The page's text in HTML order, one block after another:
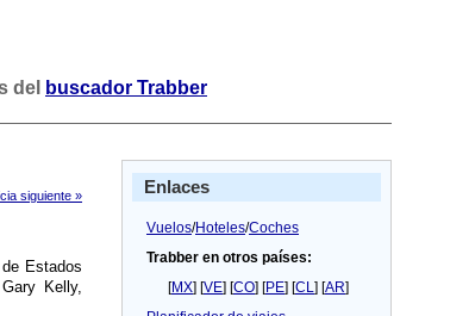
del buscador Trabber
siguiente »
Estados
Kelly,
Enlaces
Vuelos/Hoteles/Coches
Trabber en otros países:
[MX] [VE] [CO] [PE] [CL] [AR]